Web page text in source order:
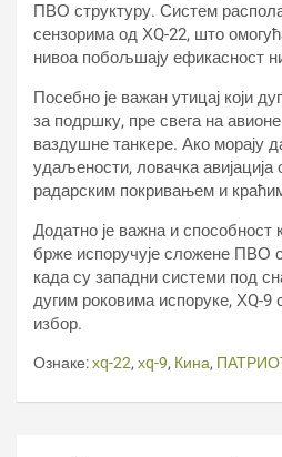
ПВО структуру. Систем
сензорима од ХQ-22, што
нивоа побољшају ефикасност
Посебно је важан утицај који
за подршку, пре свега на
ваздушне танкере. Ако морају
удаљености, ловачка авијација
радарским покривањем и
Додатно је важна и способност
брже испоручује сложене ПВО
када су западни системи под
дугим роковима испоруке, ХQ-9
избор.
Ознаке:хq-22, хq-9, Кина,